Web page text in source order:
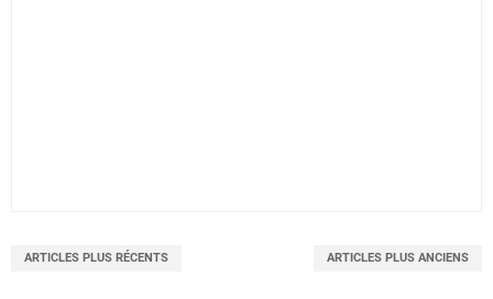
ARTICLES PLUS RÉCENTS ARTICLES PLUS ANCIENS